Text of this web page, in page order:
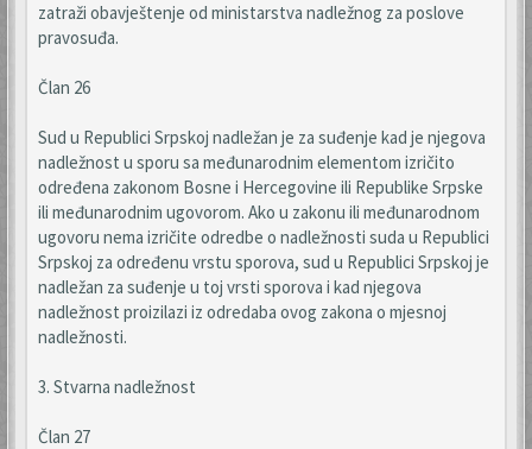
zatraži obavještenje od ministarstva nadležnog za poslove
pravosuđa.
Član 26
Sud u Republici Srpskoj nadležan je za suđenje kad je njegova
nadležnost u sporu sa međunarodnim elementom izričito
određena zakonom Bosne i Hercegovine ili Republike Srpske
ili međunarodnim ugovorom. Ako u zakonu ili međunarodnom
ugovoru nema izričite odredbe o nadležnosti suda u Republici
Srpskoj za određenu vrstu sporova, sud u Republici Srpskoj je
nadležan za suđenje u toj vrsti sporova i kad njegova
nadležnost proizilazi iz odredaba ovog zakona o mjesnoj
nadležnosti.
3. Stvarna nadležnost
Član 27